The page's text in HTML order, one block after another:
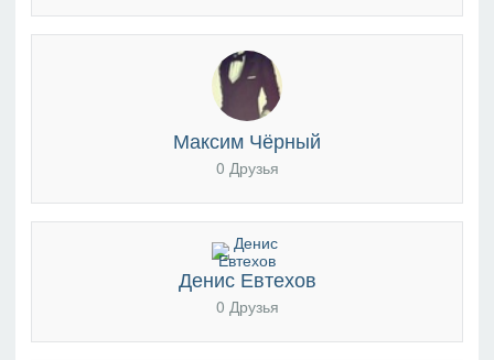
Максим Чёрный
0 Друзья
Денис Евтехов
0 Друзья